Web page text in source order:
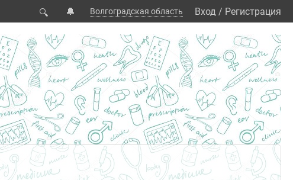
🔍 🔔 Волгоградская область Вход / Регистрация